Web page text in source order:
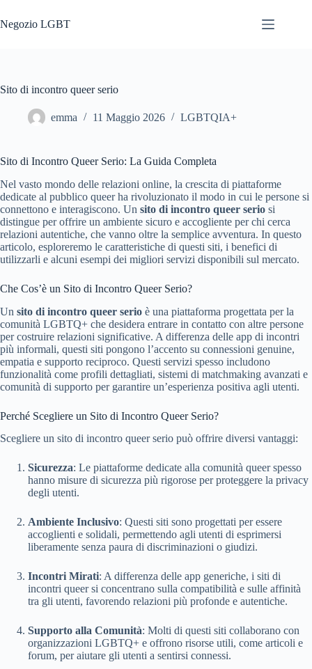
al
contenuto
Negozio LGBT
Sito di incontro queer serio
emma 11 Maggio 2026 LGBTQIA+
Sito di Incontro Queer Serio: La Guida Completa
Nel vasto mondo delle relazioni online, la crescita di piattaforme
dedicate al pubblico queer ha rivoluzionato il modo in cui le persone si
connettono e interagiscono. Un sito di incontro queer serio si
distingue per offrire un ambiente sicuro e accogliente per chi cerca
relazioni autentiche, che vanno oltre la semplice avventura. In questo
articolo, esploreremo le caratteristiche di questi siti, i benefici di
utilizzarli e alcuni esempi dei migliori servizi disponibili sul mercato.
Che Cos’è un Sito di Incontro Queer Serio?
Un sito di incontro queer serio è una piattaforma progettata per la
comunità LGBTQ+ che desidera entrare in contatto con altre persone
per costruire relazioni significative. A differenza delle app di incontri
più informali, questi siti pongono l’accento su connessioni genuine,
empatia e supporto reciproco. Questi servizi spesso includono
funzionalità come profili dettagliati, sistemi di matchmaking avanzati e
comunità di supporto per garantire un’esperienza positiva agli utenti.
Perché Scegliere un Sito di Incontro Queer Serio?
Scegliere un sito di incontro queer serio può offrire diversi vantaggi:
Sicurezza: Le piattaforme dedicate alla comunità queer spesso
hanno misure di sicurezza più rigorose per proteggere la privacy
degli utenti.
Ambiente Inclusivo: Questi siti sono progettati per essere
accoglienti e solidali, permettendo agli utenti di esprimersi
liberamente senza paura di discriminazioni o giudizi.
Incontri Mirati: A differenza delle app generiche, i siti di
incontri queer si concentrano sulla compatibilità e sulle affinità
tra gli utenti, favorendo relazioni più profonde e autentiche.
Supporto alla Comunità: Molti di questi siti collaborano con
organizzazioni LGBTQ+ e offrono risorse utili, come articoli e
forum, per aiutare gli utenti a sentirsi connessi.